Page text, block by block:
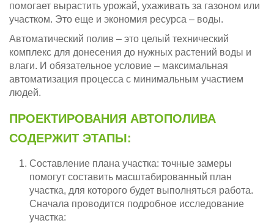
помогает вырастить урожай, ухаживать за газоном или
участком. Это еще и экономия ресурса – воды.
Автоматический полив – это целый технический
комплекс для донесения до нужных растений воды и
влаги. И обязательное условие – максимальная
автоматизация процесса с минимальным участием
людей.
ПРОЕКТИРОВАНИЯ АВТОПОЛИВА
СОДЕРЖИТ ЭТАПЫ:
Составление плана участка: точные замеры
помогут составить масштабированный план
участка, для которого будет выполняться работа.
Сначала проводится подробное исследование
участка: